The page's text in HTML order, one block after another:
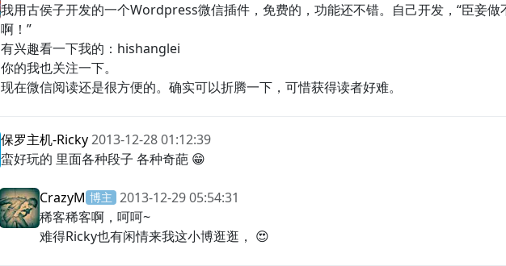
我用古侯子开发的一个Wordpress微信插件，免费的，功能还不错。自己开发，“臣妾做
啊！”
有兴趣看一下我的：hishanglei
你的我也关注一下。
现在微信阅读还是很方便的。确实可以折腾一下，可惜获得读者好难。
保罗主机-Ricky2013-12-28 01:12:39
蛮好玩的 里面各种段子 各种奇葩 😁
CrazyM 博主 2013-12-29 05:54:31
稀客稀客啊，呵呵~
难得Ricky也有闲情来我这小博逛逛， 😍